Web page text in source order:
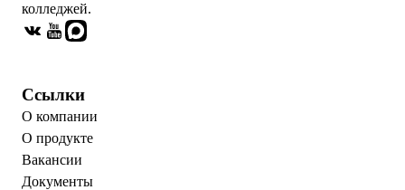
колледжей.
Ссылки
О компании
О продукте
Вакансии
Документы